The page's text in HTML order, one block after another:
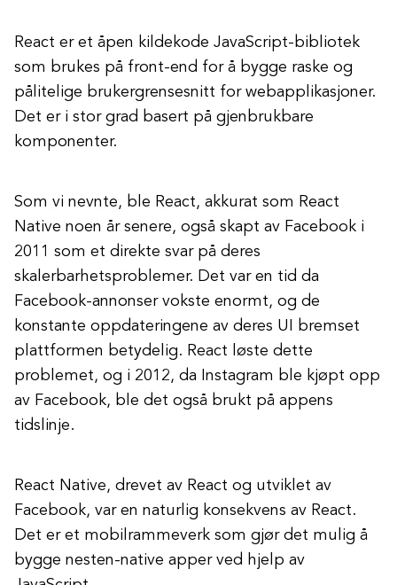
React er et åpen kildekode JavaScript-bibliotek
som brukes på front-end for å bygge raske og
pålitelige brukergrensesnitt for webapplikasjoner.
Det er i stor grad basert på gjenbrukbare
komponenter.
Som vi nevnte, ble React, akkurat som React
Native noen år senere, også skapt av Facebook i
2011 som et direkte svar på deres
skalerbarhetsproblemer. Det var en tid da
Facebook-annonser vokste enormt, og de
konstante oppdateringene av deres UI bremset
plattformen betydelig. React løste dette
problemet, og i 2012, da Instagram ble kjøpt opp
av Facebook, ble det også brukt på appens
tidslinje.
React Native, drevet av React og utviklet av
Facebook, var en naturlig konsekvens av React.
Det er et mobilrammeverk som gjør det mulig å
bygge nesten-native apper ved hjelp av